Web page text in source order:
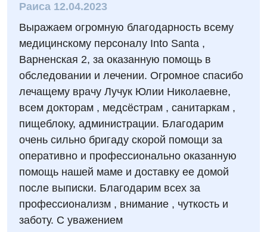
Интернатура
Энциклопедия
Программа лояльности
Отзывы
Видео
Ангиографические исследования
Диагностическое отделение
Инструментальная диагностика
Компьютерная томография
Магнитно-резонансная томография
Маммография
Нейросонография
Рентгенография
УЗИ
Эндоскопическое отделение
Гинекологическое отделение
Диагностическое отделение
Дневной стационар
Онкологическое отделение
Отдел госпитализации
Отделение интенсивной терапии
Отделение неотложных состояний
Офтальмологическое отделение
Декларирование
Лечение острого инфаркта
Национальный скрининг здоровья 40+
Раиса 12.04.2023
Выражаем огромную благодарность всему
медицинскому персоналу Into Santa ,
Варненская 2, за оказанную помощь в
обследовании и лечении. Огромное спасибо
лечащему врачу Лучук Юлии Николаевне,
всем докторам , медсёстрам , санитаркам ,
пищеблоку, администрации. Благодарим
очень сильно бригаду скорой помощи за
оперативно и профессионально оказанную
помощь нашей маме и доставку ее домой
после выписки. Благодарим всех за
профессионализм , внимание , чуткость и
заботу. С уважением